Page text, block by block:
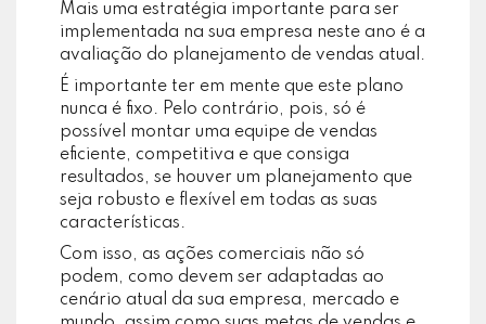
Mais uma estratégia importante para ser
implementada na sua empresa neste ano é a
avaliação do planejamento de vendas atual.
É importante ter em mente que este plano
nunca é fixo. Pelo contrário, pois, só é
possível montar uma equipe de vendas
eficiente, competitiva e que consiga
resultados, se houver um planejamento que
seja robusto e flexível em todas as suas
características.
Com isso, as ações comerciais não só
podem, como devem ser adaptadas ao
cenário atual da sua empresa, mercado e